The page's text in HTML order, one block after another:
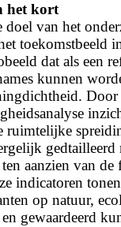
het kort
doel van het
toekomstbeeld
dat als een
kunnen
Door
ruimtelijke
aanzien van
indicatoren
op natuur,
gewaardeerd